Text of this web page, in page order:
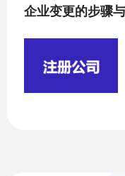
企业变更的步骤